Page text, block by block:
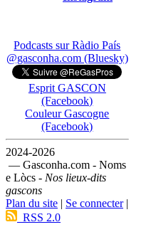
Podcasts sur Ràdio País
@gasconha.com (Bluesky)
Esprit GASCON
(Facebook)
Couleur Gascogne
(Facebook)
2024-2026
— Gasconha.com - Noms
e Lòcs - Nos lieux-dits
gascons
Plan du site | Se connecter|
RSS 2.0